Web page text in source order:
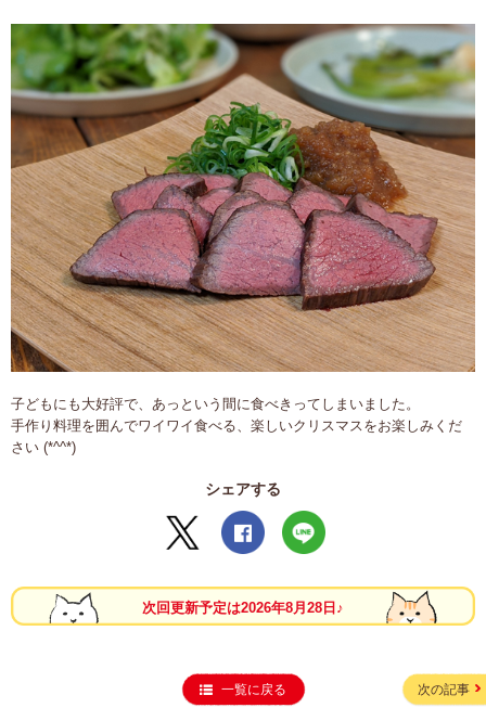
子どもにも大好評で、あっという間に食べきってしまいました。
手作り料理を囲んでワイワイ食べる、楽しいクリスマスをお楽しみくだ
さい (*^^*)
シェアする
次回更新予定は2026年8月28日♪
一覧に戻る 次の記事